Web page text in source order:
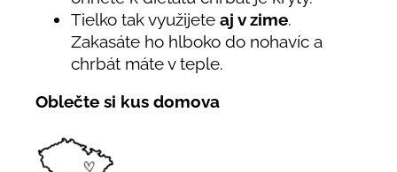
Tielko tak využijete aj v zime.
Zakasáte ho hlboko do nohavíc a
chrbát máte v teple.
Oblečte si kus domova